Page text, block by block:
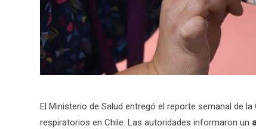
El Ministerio de Salud entregó el reporte semanal de
respiratorios en Chile. Las autoridades informaron un